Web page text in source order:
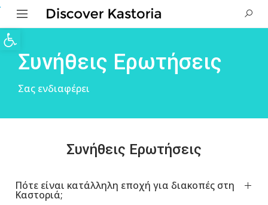
Ανοίξτε τη γραμμή εργαλείων
Συνήθεις Ερωτήσεις
Σας ενδιαφέρει
Συνήθεις Ερωτήσεις
Πότε είναι κατάλληλη εποχή για διακοπές στη
Καστοριά;